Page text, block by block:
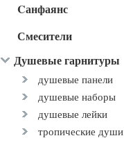
Cанфаянс
Смесители
Душевые гарнитуры
душевые панели
душевые наборы
душевые лейки
тропические души